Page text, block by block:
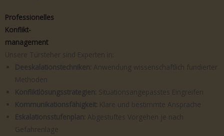
Professionelles
Konflikt-
management
Unsere Türsteher sind Experten in:
Deeskalationstechniken: Anwendung wissenschaftlich fundierter
Methoden
Konfliktlösungsstrategien: Situationsangepasstes Eingreifen
Kommunikationsfähigkeit: Klare und bestimmte Ansprache
Eskalationsstufenplan: Abgestuftes Vorgehen je nach
Gefahrenlage